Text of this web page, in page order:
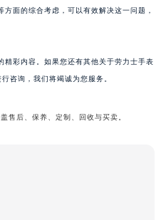
面的综合考虑，可以有效解决这一问题，
精彩内容。如果您还有其他关于劳力士手表
咨询，我们将竭诚为您服务。